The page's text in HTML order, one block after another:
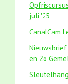
juli '25
CanalCam
en Zo